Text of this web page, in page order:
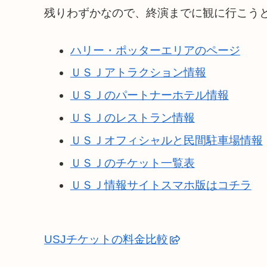
残りわずかなので、終演までに観に行こう
ハリー・ポッターエリアのページ
ＵＳＪアトラクション情報
ＵＳＪのパートナーホテル情報
ＵＳＪのレストラン情報
ＵＳＪオフィシャルと民間駐車場情報
ＵＳＪのチケット一覧表
ＵＳＪ情報サイトスマホ版はコチラ
USJチケットの料金比較